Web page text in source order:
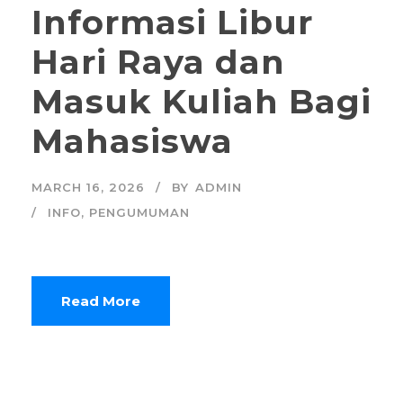
Informasi Libur
Hari Raya dan
Masuk Kuliah Bagi
Mahasiswa
MARCH 16, 2026 BY ADMIN
INFO, PENGUMUMAN
Read More